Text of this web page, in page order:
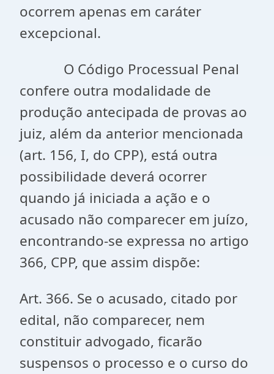
ocorrem apenas em caráter
excepcional.
O Código Processual Penal
confere outra modalidade de
produção antecipada de provas ao
juiz, além da anterior mencionada
(art. 156, I, do CPP), está outra
possibilidade deverá ocorrer
quando já iniciada a ação e o
acusado não comparecer em juízo,
encontrando-se expressa no artigo
366, CPP, que assim dispõe:
Art. 366. Se o acusado, citado por
edital, não comparecer, nem
constituir advogado, ficarão
suspensos o processo e o curso do